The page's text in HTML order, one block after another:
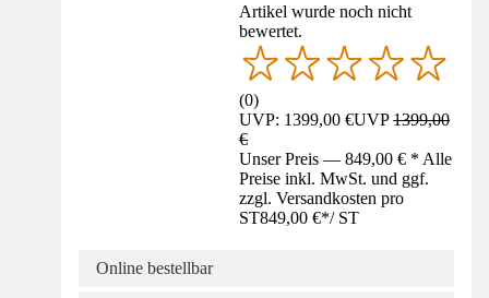
Artikel wurde noch nicht
bewertet.
(0)
UVP: 1399,00 €UVP1399,00
€
Unser Preis — 849,00 € * Alle
Preise inkl. MwSt. und ggf.
zzgl. Versandkosten pro
ST849,00 €*/ ST
Online bestellbar